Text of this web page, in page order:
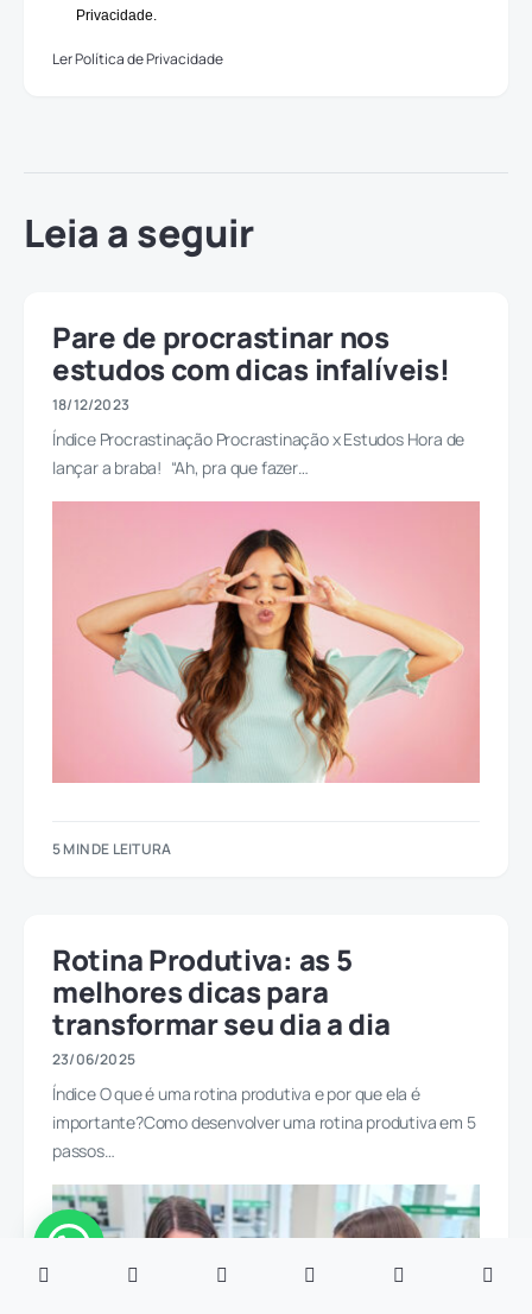
Privacidade.
Ler Política de Privacidade
Leia a seguir
Pare de procrastinar nos
estudos com dicas infalíveis!
18/12/2023
Índice Procrastinação Procrastinação x Estudos Hora de
lançar a braba! “Ah, pra que fazer…
5 MIN DE LEITURA
Rotina Produtiva: as 5
melhores dicas para
transformar seu dia a dia
23/06/2025
Índice O que é uma rotina produtiva e por que ela é
importante?Como desenvolver uma rotina produtiva em 5
passos…